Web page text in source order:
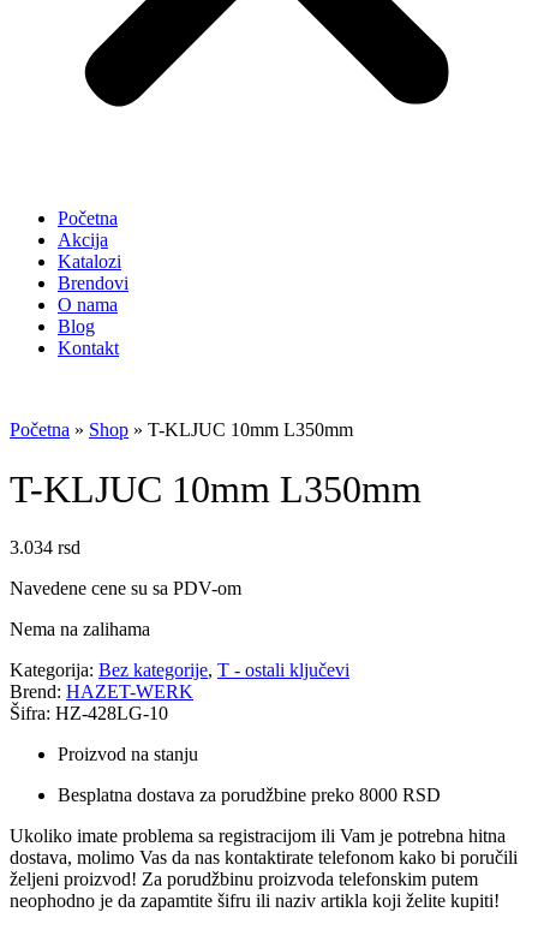
Početna
Akcija
Katalozi
Brendovi
O nama
Blog
Kontakt
Početna » Shop » T-KLJUC 10mm L350mm
T-KLJUC 10mm L350mm
3.034 rsd
Navedene cene su sa PDV-om
Nema na zalihama
Kategorija: Bez kategorije, T - ostali ključevi
Brend: HAZET-WERK
Šifra: HZ-428LG-10
Proizvod na stanju
Besplatna dostava za porudžbine preko 8000 RSD
Ukoliko imate problema sa registracijom ili Vam je potrebna hitna
dostava, molimo Vas da nas kontaktirate telefonom kako bi poručili
željeni proizvod! Za porudžbinu proizvoda telefonskim putem
neophodno je da zapamtite šifru ili naziv artikla koji želite kupiti!